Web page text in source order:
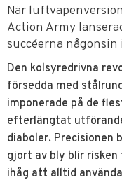
När
Action Army
succéerna
Den kolsyredrivna
försedda med
imponerade på de
efterlängtat
diaboler. Precisionen
gjort av bly blir
ihåg att alltid